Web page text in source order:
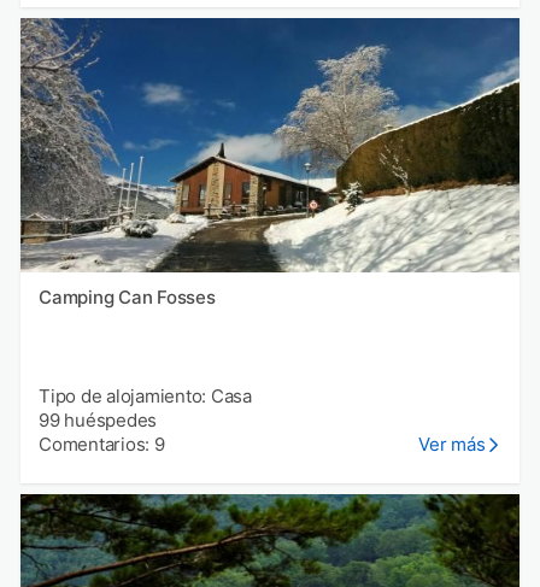
Camping Can Fosses
Tipo de alojamiento: Casa
99 huéspedes
Comentarios: 9
Ver más